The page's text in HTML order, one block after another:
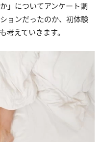
」についてアンケート調
ョンだったのか、初体験
考えていきます。